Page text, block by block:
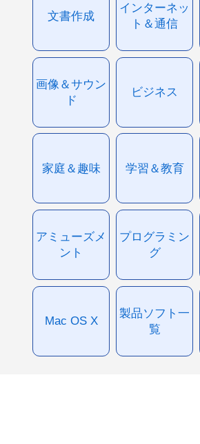
文書作成
インターネッ
ト＆通信
画像＆サウン
ド
ビジネス
家庭＆趣味 学習＆教育
アミューズメ
ント
プログラミン
グ
Mac OS X
製品ソフト一
覧